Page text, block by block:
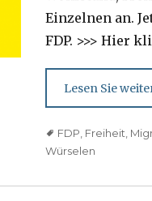
Einzelnen an.
FDP. >>> Hier
Lesen Sie
TagsFDP Freiheit
Würselen